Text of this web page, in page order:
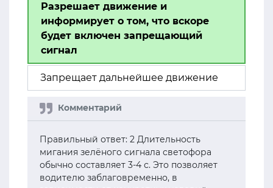
Разрешает движение и
информирует о том, что вскоре
будет включен запрещающий
сигнал
Запрещает дальнейшее движение
Правильный ответ: 2 Длительность
мигания зелёного сигнала светофора
обычно составляет 3-4 с. Это позволяет
водителю заблаговременно, в